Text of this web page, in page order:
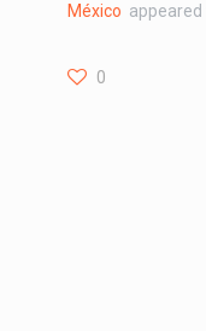
México
0